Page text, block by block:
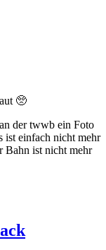
🥺
der twwb ein Foto
ist einfach nicht mehr
Bahn ist nicht mehr